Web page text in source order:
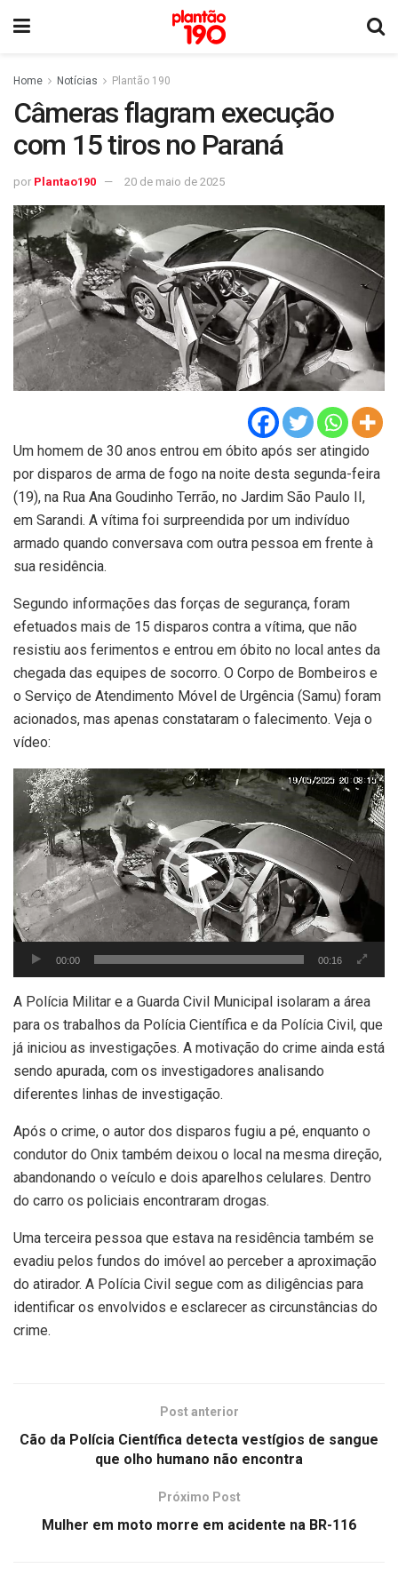
Home Notícias Plantão 190
Câmeras flagram execução
com 15 tiros no Paraná
por Plantao190 20 de maio de 2025
Um homem de 30 anos entrou em óbito após ser atingido
por disparos de arma de fogo na noite desta segunda-feira
(19), na Rua Ana Goudinho Terrão, no Jardim São Paulo II,
em Sarandi. A vítima foi surpreendida por um indivíduo
armado quando conversava com outra pessoa em frente à
sua residência.
Segundo informações das forças de segurança, foram
efetuados mais de 15 disparos contra a vítima, que não
resistiu aos ferimentos e entrou em óbito no local antes da
chegada das equipes de socorro. O Corpo de Bombeiros e
o Serviço de Atendimento Móvel de Urgência (Samu) foram
acionados, mas apenas constataram o falecimento. Veja o
vídeo:
Tocador
de
vídeo
00:00 00:16
A Polícia Militar e a Guarda Civil Municipal isolaram a área
para os trabalhos da Polícia Científica e da Polícia Civil, que
já iniciou as investigações. A motivação do crime ainda está
sendo apurada, com os investigadores analisando
diferentes linhas de investigação.
Após o crime, o autor dos disparos fugiu a pé, enquanto o
condutor do Onix também deixou o local na mesma direção,
abandonando o veículo e dois aparelhos celulares. Dentro
do carro os policiais encontraram drogas.
Uma terceira pessoa que estava na residência também se
evadiu pelos fundos do imóvel ao perceber a aproximação
do atirador. A Polícia Civil segue com as diligências para
identificar os envolvidos e esclarecer as circunstâncias do
crime.
Post anterior
Cão da Polícia Científica detecta vestígios de sangue
que olho humano não encontra
Próximo Post
Mulher em moto morre em acidente na BR-116